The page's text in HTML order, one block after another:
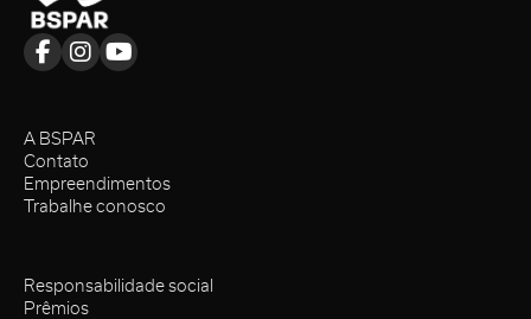
A BSPAR
Contato
Empreendimentos
Trabalhe conosco
Responsabilidade social
Prêmios